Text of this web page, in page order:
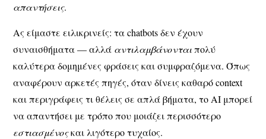
απαντήσεις.
Ας είμαστε ειλικρινείς: τα chatbots δεν έχουν
συναισθήματα — αλλά αντιλαμβάνονταιπολύ
καλύτερα δομημένες φράσεις και συμφραζόμενα. Όπως
αναφέρουν αρκετές πηγές, όταν δίνειςκαθαρό context
και περιγράφεις τι θέλεις σε απλά βήματα, το AI μπορεί
να απαντήσει με τρόπο που μοιάζει περισσότερο
εστιασμένοςκαι λιγότερο τυχαίος.